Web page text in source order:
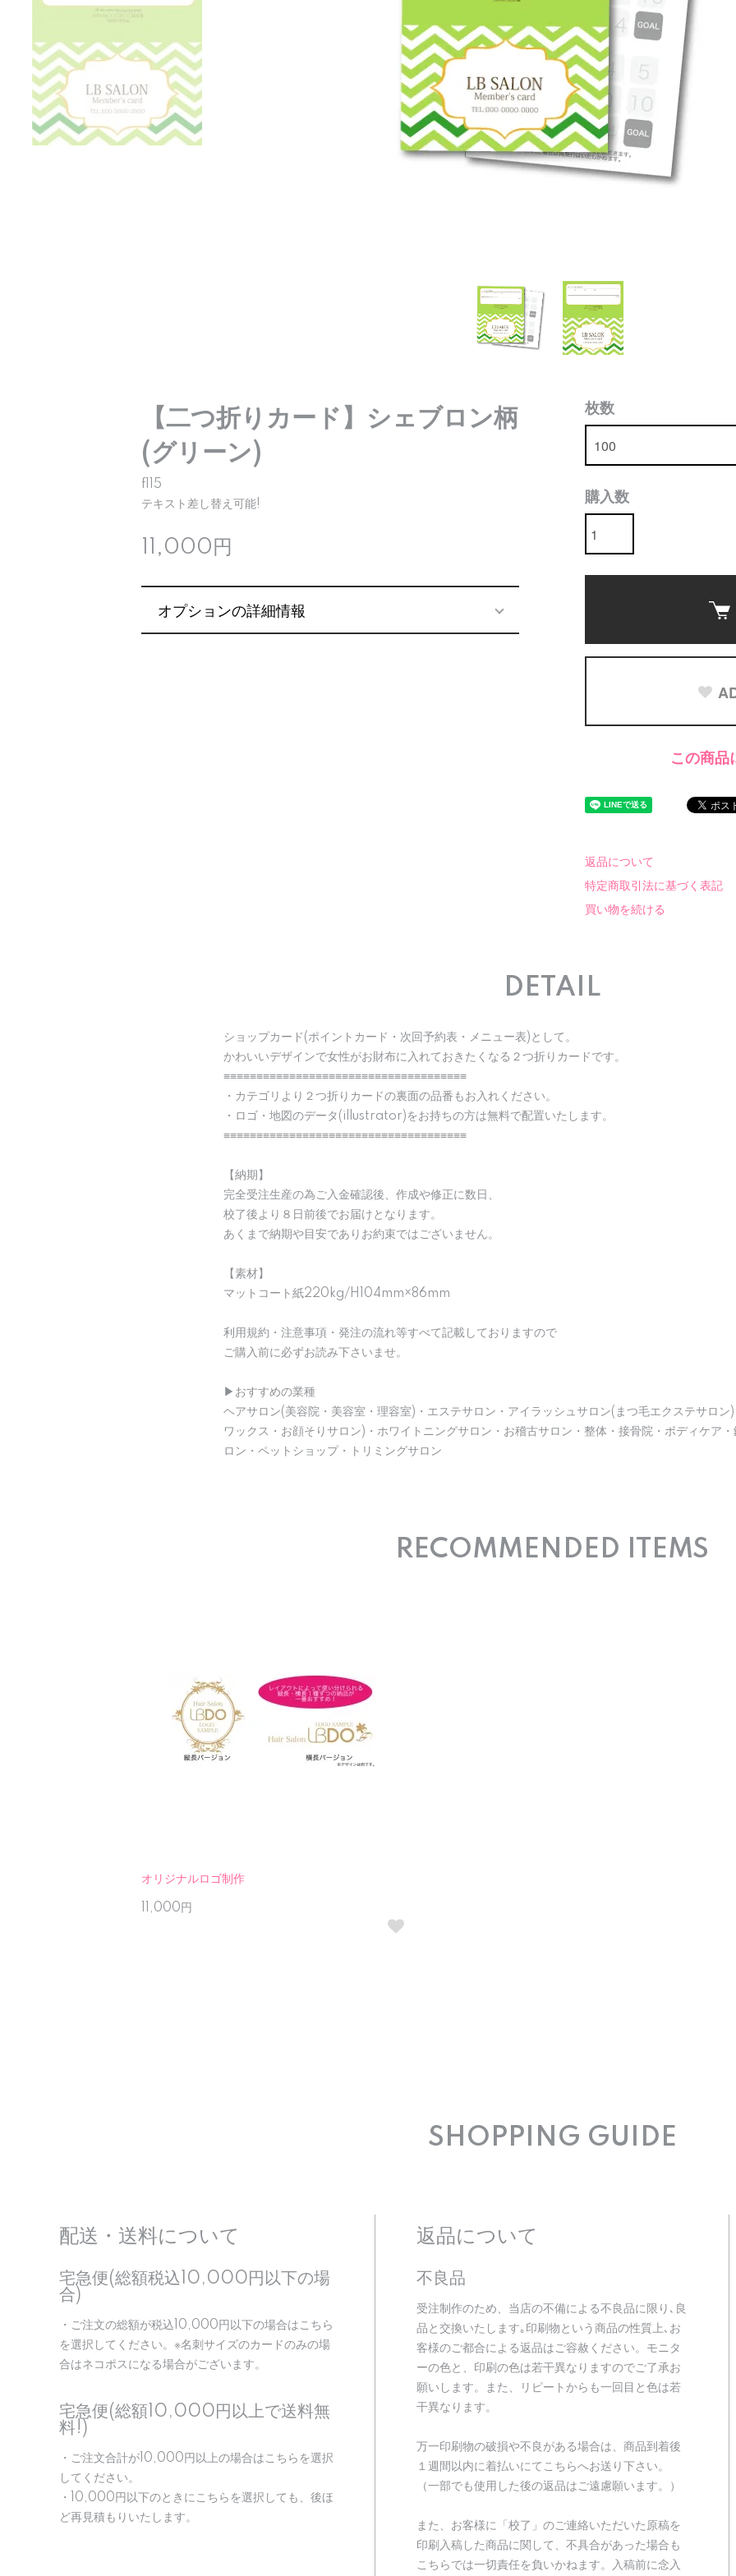
【二つ折りカード】シェブロン柄
(グリーン)
f115
テキスト差し替え可能!
11,000円
オプションの詳細情報
枚数
購入数
この商品
返品について
特定商取引法に基づく表記
買い物を続ける
DETAIL
ショップカード(ポイントカード・次回予約表・メニュー表)として。
かわいいデザインで女性がお財布に入れておきたくなる２つ折りカードです。
≡≡≡≡≡≡≡≡≡≡≡≡≡≡≡≡≡≡≡≡≡≡≡≡≡≡≡≡≡≡≡≡≡≡≡≡≡
・カテゴリより２つ折りカードの裏面の品番もお入れください。
・ロゴ・地図のデータ(illustrator)をお持ちの方は無料で配置いたします。
≡≡≡≡≡≡≡≡≡≡≡≡≡≡≡≡≡≡≡≡≡≡≡≡≡≡≡≡≡≡≡≡≡≡≡≡≡
【納期】
完全受注生産の為ご入金確認後、作成や修正に数日、
校了後より８日前後でお届けとなります。
あくまで納期や目安でありお約束ではございません。
【素材】
マットコート紙220kg/H104mm×86mm
利用規約・注意事項・発注の流れ等すべて記載しておりますので
ご購入前に必ずお読み下さいませ。
▶︎おすすめの業種
ヘアサロン(美容院・美容室・理容室)・エステサロン・アイラッシュサロン(まつ毛エクステサロン
ワックス・お顔そりサロン)・ホワイトニングサロン・お稽古サロン・整体・接骨院・ボディケア
ロン・ペットショップ・トリミングサロン
RECOMMENDED ITEMS
オリジナルロゴ制作
11,000円
SHOPPING GUIDE
配送・送料について
宅急便(総額税込10,000円以下の場
合)
・ご注文の総額が税込10,000円以下の場合はこちら
を選択してください。※名刺サイズのカードのみの場
合はネコポスになる場合がございます。
宅急便(総額10,000円以上で送料無
料!)
・ご注文合計が10,000円以上の場合はこちらを選択
してください。
・10,000円以下のときにこちらを選択しても、後ほ
ど再見積もりいたします。
返品について
不良品
受注制作のため、当店の不備による不良品に限り､良
品と交換いたします｡印刷物という商品の性質上､お
客様のご都合による返品はご容赦ください。モニタ
ーの色と、印刷の色は若干異なりますのでご了承お
願いします。また、リピートからも一回目と色は若
干異なります。
万一印刷物の破損や不良がある場合は、商品到着後
１週間以内に着払いにてこちらへお送り下さい。
（一部でも使用した後の返品はご遠慮願います。）
また、お客様に「校了」のご連絡いただいた原稿を
印刷入稿した商品に関して、不具合があった場合も
こちらでは一切責任を負いかねます。入稿前に念入